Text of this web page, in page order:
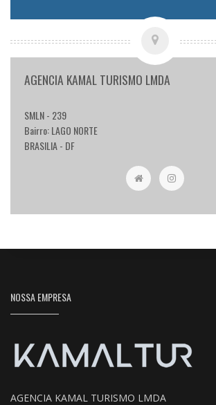
AGENCIA KAMAL TURISMO LMDA
SMLN - 239
Bairro: LAGO NORTE
BRASILIA - DF
NOSSA EMPRESA
AGENCIA KAMAL TURISMO LMDA